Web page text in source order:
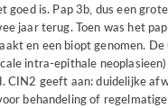
goed is. Pap 3b, dus een
jaar terug. Toen was het
en een biopt genomen.
intra-epithale
CIN2 geeft aan: duidelijke
behandeling of